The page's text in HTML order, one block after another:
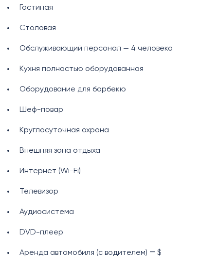
Гостиная
Столовая
Обслуживающий персонал — 4 человека
Кухня полностью оборудованная
Оборудование для барбекю
Шеф-повар
Круглосуточная охрана
Внешняя зона отдыха
Интернет (Wi-Fi)
Телевизор
Аудиосистема
DVD-плеер
Аренда автомобиля (с водителем) ― $